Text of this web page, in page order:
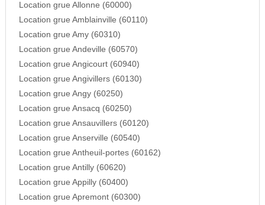
Location grue Allonne (60000)
Location grue Amblainville (60110)
Location grue Amy (60310)
Location grue Andeville (60570)
Location grue Angicourt (60940)
Location grue Angivillers (60130)
Location grue Angy (60250)
Location grue Ansacq (60250)
Location grue Ansauvillers (60120)
Location grue Anserville (60540)
Location grue Antheuil-portes (60162)
Location grue Antilly (60620)
Location grue Appilly (60400)
Location grue Apremont (60300)